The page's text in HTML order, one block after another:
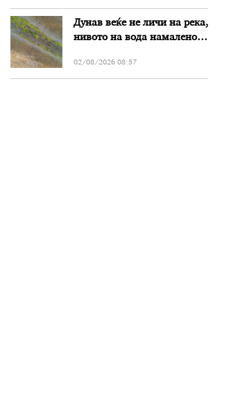
Дунав веќе не личи на река,
нивото на вода намалено
Бугарија
02/08/2026 08:57